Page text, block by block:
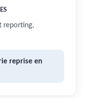
reporting,
reprise en